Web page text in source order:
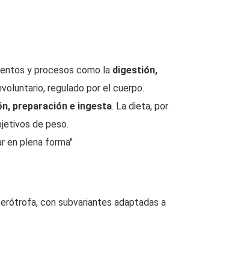
y procesos como la digestión,
regulado por el cuerpo.
preparación e ingesta. La dieta, por
de peso.
en plena forma"
con subvariantes adaptadas a